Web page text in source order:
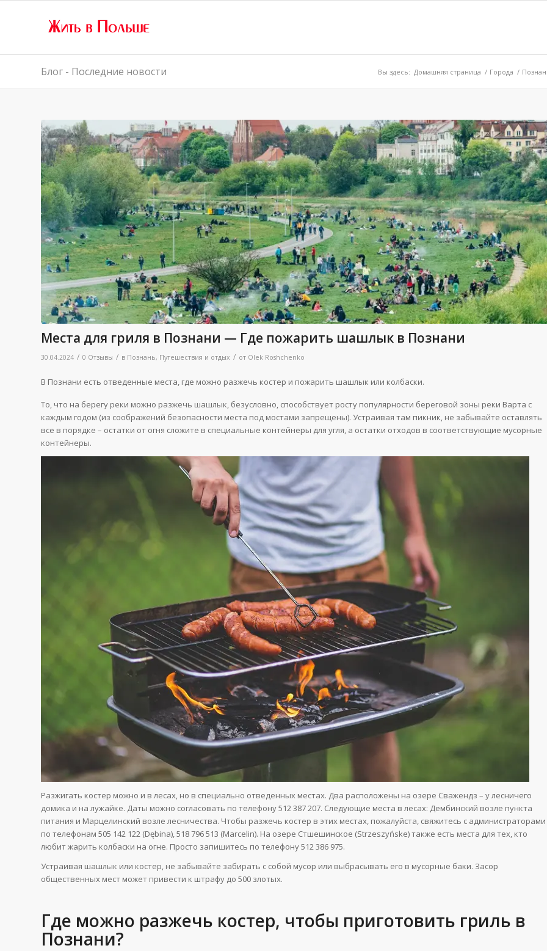
Блог - Последние новости Вы здесь: Домашняя страница / Города /
Места для гриля в Познани — Где пожарить шашлык в Познани
30.04.2024 / 0 Отзывы / в Познань, Путешествия и отдых / от Olek Roshchenko
В Познани есть отведенные места, где можно разжечь костер и пожарить шашлык или колбаски.
То, что на берегу реки можно разжечь шашлык, безусловно, способствует росту популярности береговой зоны реки Варта с
каждым годом (из соображений безопасности места под мостами запрещены). Устраивая там пикник, не забывайте оставлять
все в порядке – остатки от огня сложите в специальные контейнеры для угля, а остатки отходов в соответствующие мусорные
контейнеры.
Разжигать костер можно и в лесах, но в специально отведенных местах. Два расположены на озере Сважендз – у лесничего
домика и на лужайке. Даты можно согласовать по телефону 512 387 207. Следующие места в лесах: Дембинский возле пункта
питания и Марцелинский возле лесничества. Чтобы разжечь костер в этих местах, пожалуйста, свяжитесь с администраторами
по телефонам 505 142 122 (Dębina), 518 796 513 (Marcelin). На озере Стшешинское (Strzeszyńske) также есть места для тех, кто
любит жарить колбаски на огне. Просто запишитесь по телефону 512 386 975.
Устраивая шашлык или костер, не забывайте забирать с собой мусор или выбрасывать его в мусорные баки. Засор
общественных мест может привести к штрафу до 500 злотых.
Где можно разжечь костер, чтобы приготовить гриль в
Познани?